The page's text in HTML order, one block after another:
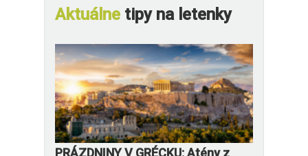
Aktuálne tipy na letenky
PRÁZDNINY V GRÉCKU: Atény z